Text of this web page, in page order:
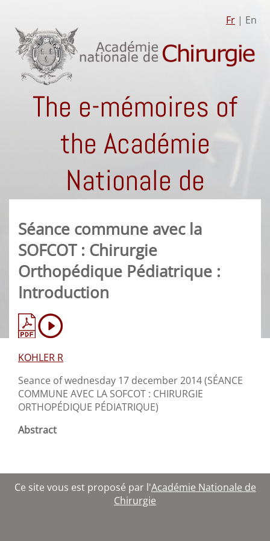
Fr | En
The e-mémoires of
the Académie
Nationale de
Chirurgie
Séance commune avec la
SOFCOT : Chirurgie
Orthopédique Pédiatrique :
Introduction
KOHLER R
Seance of wednesday 17 december 2014 (SÉANCE
COMMUNE AVEC LA SOFCOT : CHIRURGIE
ORTHOPÉDIQUE PÉDIATRIQUE)
Abstract
Ce site vous est proposé par l'Académie Nationale de
Chirurgie